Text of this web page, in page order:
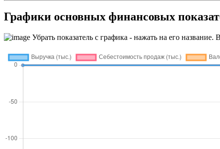
Графики основных финансовых
Убрать показатель с графика - нажать на его